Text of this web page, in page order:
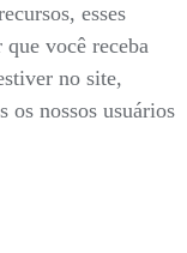
esses
você receba
no site,
os nossos usuários